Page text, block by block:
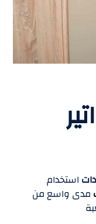
استخدام
مدى واسع من